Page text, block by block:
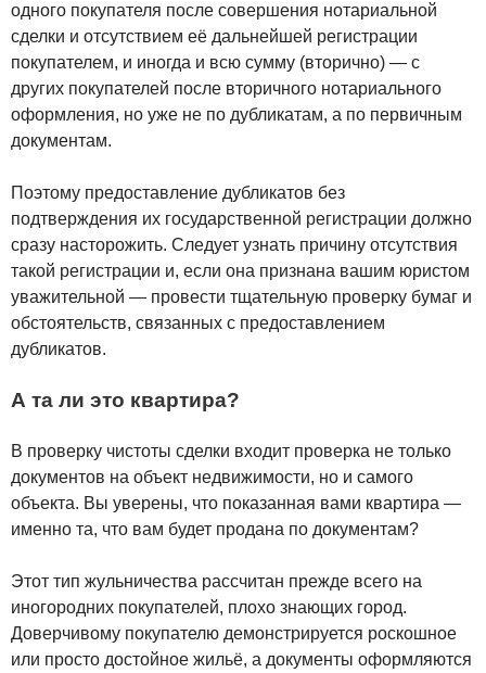
одного покупателя после совершения нотариальной
сделки и отсутствием её дальнейшей регистрации
покупателем, и иногда и всю сумму (вторично) — с
других покупателей после вторичного нотариального
оформления, но уже не по дубликатам, а по первичным
документам.
Поэтому предоставление дубликатов без
подтверждения их государственной регистрации должно
сразу насторожить. Следует узнать причину отсутствия
такой регистрации и, если она признана вашим юристом
уважительной — провести тщательную проверку бумаг и
обстоятельств, связанных с предоставлением
дубликатов.
А та ли это квартира?
В проверку чистоты сделки входит проверка не только
документов на объект недвижимости, но и самого
объекта. Вы уверены, что показанная вами квартира —
именно та, что вам будет продана по документам?
Этот тип жульничества рассчитан прежде всего на
иногородних покупателей, плохо знающих город.
Доверчивому покупателю демонстрируется роскошное
или просто достойное жильё, а документы оформляются